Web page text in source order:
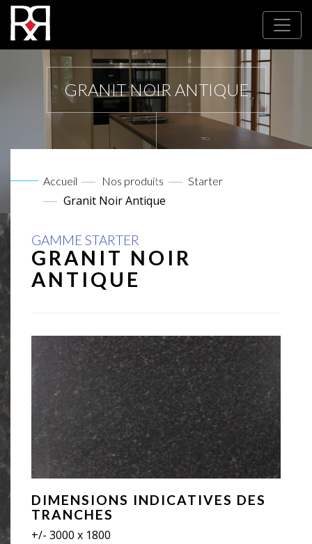
GRANIT NOIR ANTIQUE
Accueil Nos produits Starter
Granit Noir Antique
GAMME STARTER
GRANIT NOIR
ANTIQUE
DIMENSIONS INDICATIVES DES
TRANCHES
+/- 3000 x 1800